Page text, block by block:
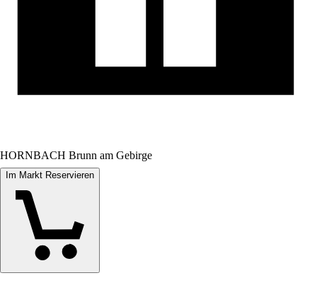
HORNBACH Brunn am Gebirge
Im Markt Reservieren